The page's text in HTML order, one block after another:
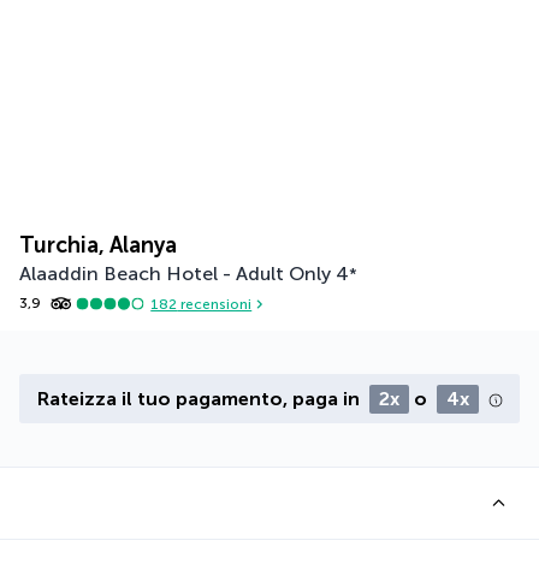
Turchia, Alanya
Alaaddin Beach Hotel - Adult Only 4*
3,9 182 recensioni
Rateizza il tuo pagamento, paga in 2x o 4x